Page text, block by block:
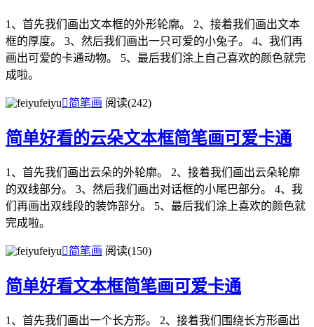
1、首先我们画出文本框的外形轮廓。 2、接着我们画出文本
框的厚度。 3、然后我们画出一只可爱的小兔子。 4、我们再
画出可爱的卡通动物。 5、最后我们涂上自己喜欢的颜色就完
成啦。
feiyu简笔画 阅读(242)
简单好看的云朵文本框简笔画可爱卡通
1、首先我们画出云朵的外轮廓。 2、接着我们画出云朵轮廓
的双线部分。 3、然后我们画出对话框的小尾巴部分。 4、我
们再画出双线段的装饰部分。 5、最后我们涂上喜欢的颜色就
完成啦。
feiyu简笔画 阅读(150)
简单好看文本框简笔画可爱卡通
1、首先我们画出一个长方形。 2、接着我们围绕长方形画出